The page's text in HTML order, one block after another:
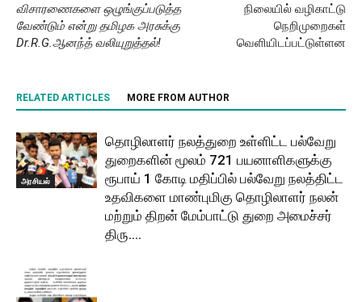
விசாரணைகளை ஒழுங்குப்படுத்த
வேண்டும் என்று தமிழக அரசுக்கு
Dr.R.G.ஆனந்த் வலியுறுத்தல்!
நிலையில் வழிகாட்டு
நெறிமுறைகள்
வெளியிடப்பட்டுள்ளன
RELATED ARTICLES MORE FROM AUTHOR
அரசியல்
தொழிலாளர் நலத்துறை உள்ளிட்ட பல்வேறு
துறைகளின் மூலம் 721 பயனாளிகளுக்கு
ரூபாய் 1 கோடி மதிப்பில் பல்வேறு நலத்திட்ட
உதவிகளை மாண்புமிகு தொழிலாளர் நலன்
மற்றும் திறன் மேம்பாட்டு துறை அமைச்சர்
திரு....